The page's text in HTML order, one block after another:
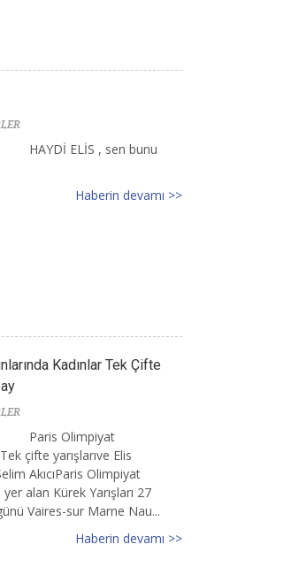
HAYDİ ELİS , sen bunu
Haberin devamı >>
Kadınlar Tek Çifte
Paris Olimpiyat
çifte yarışlarıve Elis
AkıcıParis Olimpiyat
alan Kürek Yarışları 27
Vaires-sur Marne Nau...
Haberin devamı >>